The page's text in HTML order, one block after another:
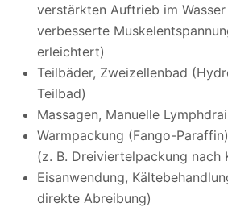
verstärkten Auftrieb im
verbesserte
erleichtert)
Teilbäder, Zweizellenbad
Teilbad)
Massagen, Manuelle
Warmpackung (Fango-
(z. B. Dreiviertelpackung nach
Eisanwendung,
direkte Abreibung)